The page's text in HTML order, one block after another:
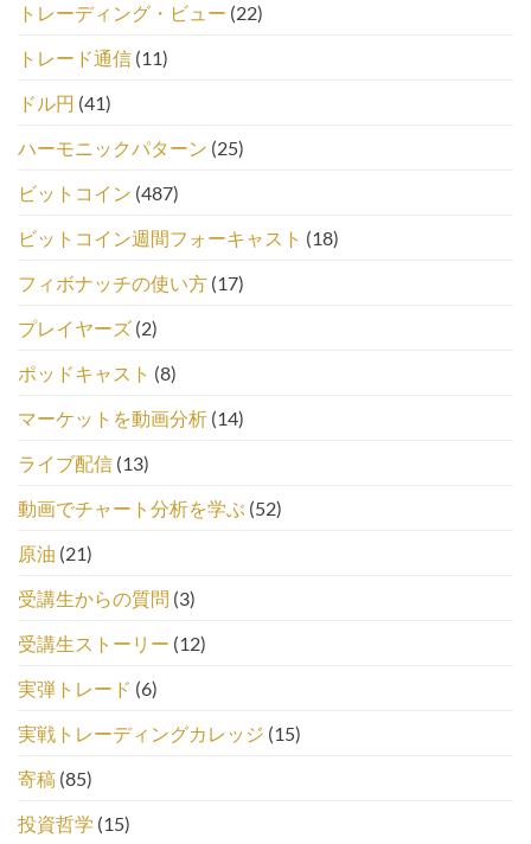
トレーディング・ビュー (22)
トレード通信 (11)
ドル円 (41)
ハーモニックパターン (25)
ビットコイン (487)
ビットコイン週間フォーキャスト (18)
フィボナッチの使い方 (17)
プレイヤーズ (2)
ポッドキャスト (8)
マーケットを動画分析 (14)
ライブ配信 (13)
動画でチャート分析を学ぶ (52)
原油 (21)
受講生からの質問 (3)
受講生ストーリー (12)
実弾トレード (6)
実戦トレーディングカレッジ (15)
寄稿 (85)
投資哲学 (15)